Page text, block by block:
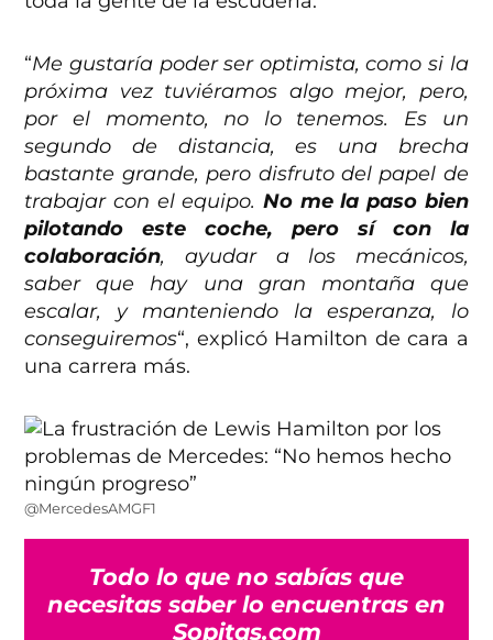
“Me gustaría poder ser optimista, como si la
próxima vez tuviéramos algo mejor, pero,
por el momento, no lo tenemos. Es un
segundo de distancia, es una brecha
bastante grande, pero disfruto del papel de
trabajar con el equipo. No me la paso bien
pilotando este coche, pero sí con la
colaboración, ayudar a los mecánicos,
saber que hay una gran montaña que
escalar, y manteniendo la esperanza, lo
conseguiremos“, explicó Hamilton de cara a
una carrera más.
@MercedesAMGF1
Todo lo que no sabías que
necesitas saber lo encuentras en
Sopitas.com